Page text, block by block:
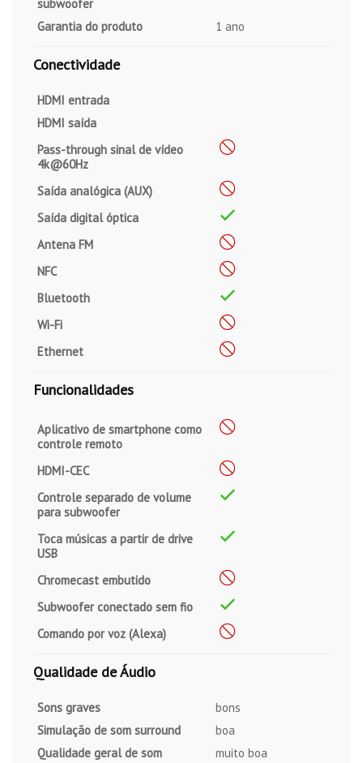
subwoofer
Garantia do produto
1 ano
Conectividade
HDMI entrada
HDMI saída
Pass-through sinal de vídeo
4k@60Hz
Saída analógica (AUX)
Saída digital óptica
Antena FM
NFC
Bluetooth
Wi-Fi
Ethernet
Funcionalidades
Aplicativo de smartphone como
controle remoto
HDMI-CEC
Controle separado de volume
para subwoofer
Toca músicas a partir de drive
USB
Chromecast embutido
Subwoofer conectado sem fio
Comando por voz (Alexa)
Qualidade de Áudio
Sons graves
bons
Simulação de som surround
boa
Qualidade geral de som
muito boa